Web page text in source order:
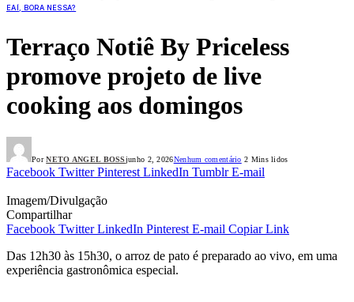
EAÍ, BORA NESSA?
Terraço Notiê By Priceless
promove projeto de live
cooking aos domingos
Por NETO ANGEL BOSSjunho 2, 2026Nenhum comentário 2 Mins lidos
Facebook Twitter Pinterest LinkedIn Tumblr E-mail
Imagem/Divulgação
Compartilhar
Facebook Twitter LinkedIn Pinterest E-mail Copiar Link
Das 12h30 às 15h30, o arroz de pato é preparado ao vivo, em uma
experiência gastronômica especial.